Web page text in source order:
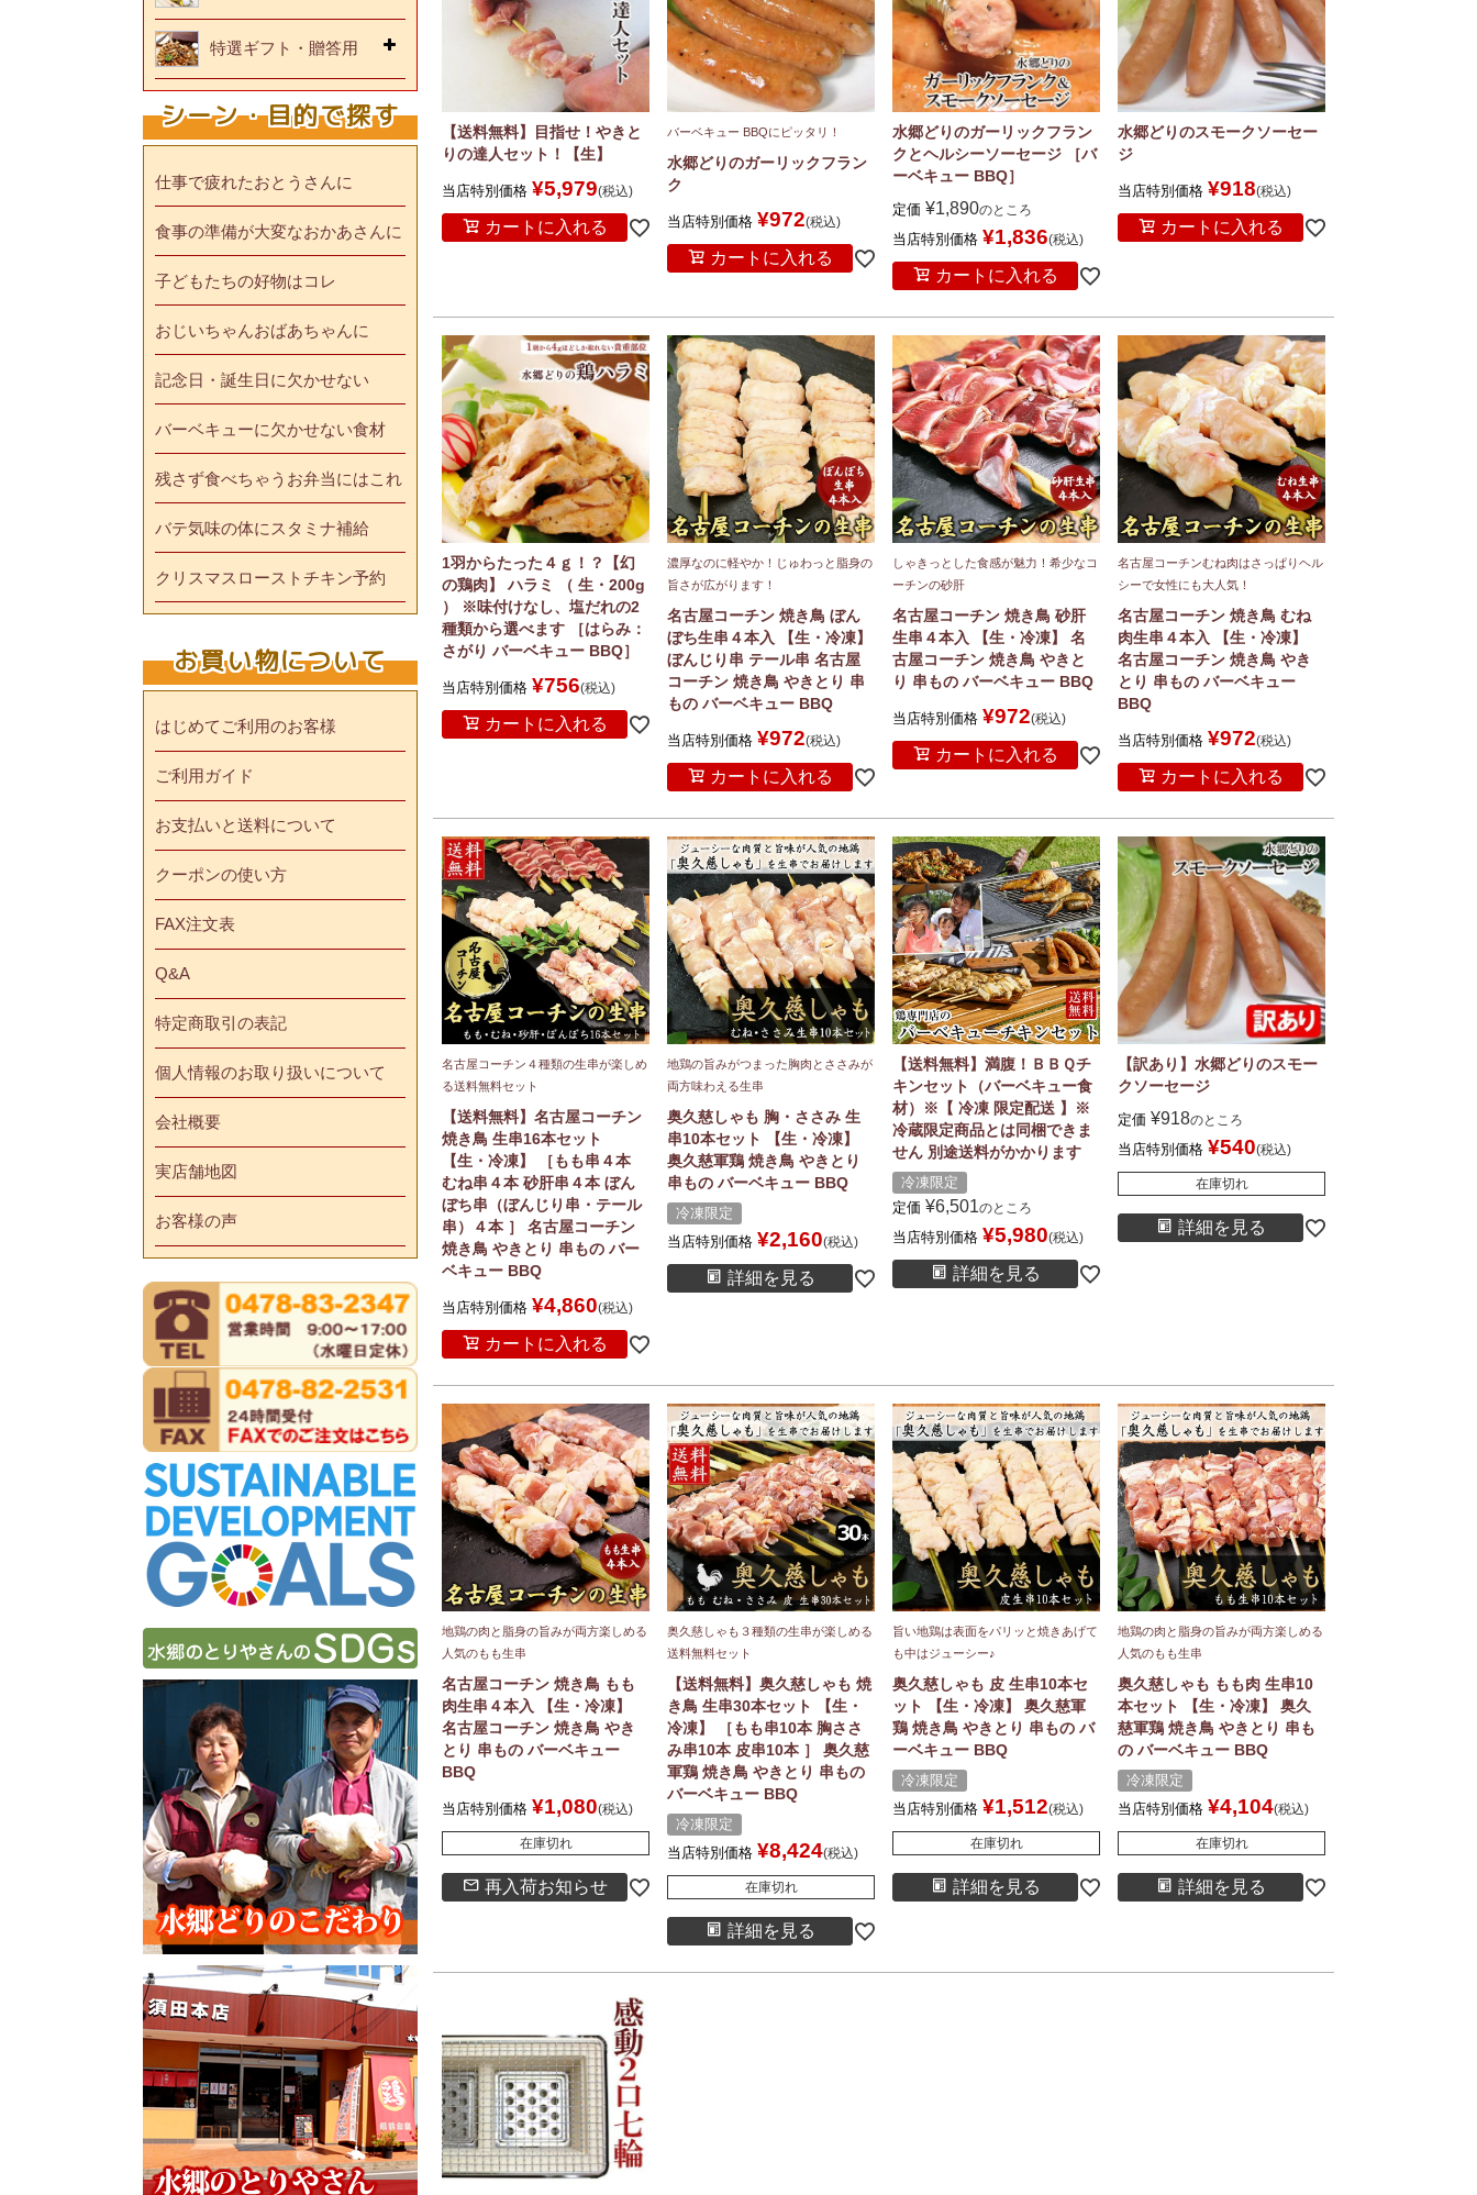
特選ギフト・贈答用
シーン・目的で探す
仕事で疲れたおとうさんに
食事の準備が大変なおかあさんに
子どもたちの好物はコレ
おじいちゃんおばあちゃんに
記念日・誕生日に欠かせない
バーベキューに欠かせない食材
残さず食べちゃうお弁当にはこれ
バテ気味の体にスタミナ補給
クリスマスローストチキン予約
お買い物について
はじめてご利用のお客様
ご利用ガイド
お支払いと送料について
クーポンの使い方
FAX注文表
Q&A
特定商取引の表記
個人情報のお取り扱いについて
会社概要
実店舗地図
お客様の声
【送料無料】目指せ！やきと
りの達人セット！【生】
当店特別価格 ¥5,979 税込
カートに入れる
バーベキュー BBQにピッタリ！
水郷どりのガーリックフラン
ク
当店特別価格 ¥972 税込
カートに入れる
水郷どりのガーリックフラン
クとヘルシーソーセージ ［バ
ーベキュー BBQ］
定価 ¥1,890のところ
当店特別価格 ¥1,836 税込
カートに入れる
水郷どりのスモークソーセー
ジ
当店特別価格 ¥918 税込
カートに入れる
1羽からたった４ｇ！？【幻
の鶏肉】 ハラミ （ 生・200g
） ※味付けなし、塩だれの2
種類から選べます ［はらみ：
さがり バーベキュー BBQ］
当店特別価格 ¥756 税込
カートに入れる
濃厚なのに軽やか！じゅわっと脂身の
旨さが広がります！
名古屋コーチン 焼き鳥 ぼん
ぼち生串４本入 【生・冷凍】
ぼんじり串 テール串 名古屋
コーチン 焼き鳥 やきとり 串
もの バーベキュー BBQ
当店特別価格 ¥972 税込
カートに入れる
しゃきっとした食感が魅力！希少なコ
ーチンの砂肝
名古屋コーチン 焼き鳥 砂肝
生串４本入 【生・冷凍】 名
古屋コーチン 焼き鳥 やきと
り 串もの バーベキュー BBQ
当店特別価格 ¥972 税込
カートに入れる
名古屋コーチンむね肉はさっぱりヘル
シーで女性にも大人気！
名古屋コーチン 焼き鳥 むね
肉生串４本入 【生・冷凍】
名古屋コーチン 焼き鳥 やき
とり 串もの バーベキュー
BBQ
当店特別価格 ¥972 税込
カートに入れる
名古屋コーチン４種類の生串が楽しめ
る送料無料セット
【送料無料】名古屋コーチン
焼き鳥 生串16本セット
【生・冷凍】 ［もも串４本
むね串４本 砂肝串４本 ぼん
ぼち串（ぼんじり串・テール
串）４本 ］ 名古屋コーチン
焼き鳥 やきとり 串もの バー
ベキュー BBQ
当店特別価格 ¥4,860 税込
カートに入れる
地鶏の旨みがつまった胸肉とささみが
両方味わえる生串
奥久慈しゃも 胸・ささみ 生
串10本セット 【生・冷凍】
奥久慈軍鶏 焼き鳥 やきとり
串もの バーベキュー BBQ
冷凍限定
当店特別価格 ¥2,160 税込
詳細を見る
【送料無料】満腹！ＢＢＱチ
キンセット（バーベキュー食
材）※【 冷凍 限定配送 】※
冷蔵限定商品とは同梱できま
せん 別途送料がかかります
冷凍限定
定価 ¥6,501のところ
当店特別価格 ¥5,980 税込
詳細を見る
【訳あり】水郷どりのスモー
クソーセージ
定価 ¥918のところ
当店特別価格 ¥540 税込
在庫切れ
詳細を見る
地鶏の肉と脂身の旨みが両方楽しめる
人気のもも生串
名古屋コーチン 焼き鳥 もも
肉生串４本入 【生・冷凍】
名古屋コーチン 焼き鳥 やき
とり 串もの バーベキュー
BBQ
当店特別価格 ¥1,080 税込
在庫切れ
再入荷お知らせ
奥久慈しゃも３種類の生串が楽しめる
送料無料セット
【送料無料】奥久慈しゃも 焼
き鳥 生串30本セット 【生・
冷凍】 ［もも串10本 胸ささ
み串10本 皮串10本 ］ 奥久慈
軍鶏 焼き鳥 やきとり 串もの
バーベキュー BBQ
冷凍限定
当店特別価格 ¥8,424 税込
在庫切れ
詳細を見る
旨い地鶏は表面をパリッと焼きあげて
も中はジューシー♪
奥久慈しゃも 皮 生串10本セ
ット 【生・冷凍】 奥久慈軍
鶏 焼き鳥 やきとり 串もの バ
ーベキュー BBQ
冷凍限定
当店特別価格 ¥1,512 税込
在庫切れ
詳細を見る
地鶏の肉と脂身の旨みが両方楽しめる
人気のもも生串
奥久慈しゃも もも肉 生串10
本セット 【生・冷凍】 奥久
慈軍鶏 焼き鳥 やきとり 串も
の バーベキュー BBQ
冷凍限定
当店特別価格 ¥4,104 税込
在庫切れ
詳細を見る